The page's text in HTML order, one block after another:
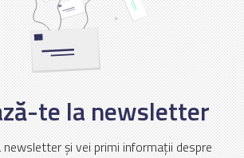
te la newsletter
și vei primi informații despre